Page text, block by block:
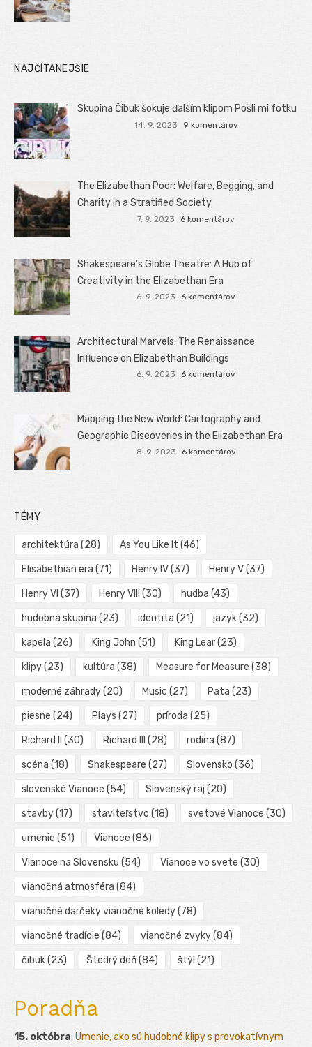
NAJČÍTANEJŠIE
Skupina Čibuk šokuje ďalším klipom Pošli mi fotku
14. 9. 2023 9 komentárov
The Elizabethan Poor: Welfare, Begging, and
Charity in a Stratified Society
7. 9. 2023 6 komentárov
Shakespeare’s Globe Theatre: A Hub of
Creativity in the Elizabethan Era
6. 9. 2023 6 komentárov
Architectural Marvels: The Renaissance
Influence on Elizabethan Buildings
6. 9. 2023 6 komentárov
Mapping the New World: Cartography and
Geographic Discoveries in the Elizabethan Era
8. 9. 2023 6 komentárov
TÉMY
architektúra (28) As You Like It (46)
Elisabethian era (71) Henry IV(37) Henry V(37)
Henry VI (37) Henry VIII (30) hudba (43)
hudobná skupina (23) identita (21) jazyk(32)
kapela (26) King John (51) King Lear(23)
klipy(23) kultúra (38) Measure for Measure (38)
moderné záhrady(20) Music (27) Pata (23)
piesne (24) Plays (27) príroda (25)
Richard II (30) Richard III (28) rodina (87)
scéna (18) Shakespeare (27) Slovensko (36)
slovenské Vianoce (54) Slovenský raj (20)
stavby(17) staviteľstvo (18) svetové Vianoce (30)
umenie (51) Vianoce (86)
Vianoce na Slovensku (54) Vianoce vo svete (30)
vianočná atmosféra (84)
vianočné darčeky vianočné koledy(78)
vianočné tradície (84) vianočné zvyky(84)
čibuk(23) Štedrý deň(84) štýl (21)
Poradňa
15. októbra: Umenie, ako sú hudobné klipy s provokatívnym